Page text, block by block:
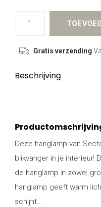
Gratis verzending
Beschrijving
Deze hanglamp van
blikvanger in je interieur!
de hanglamp in zowel
hanglamp geeft warm
schijnt...